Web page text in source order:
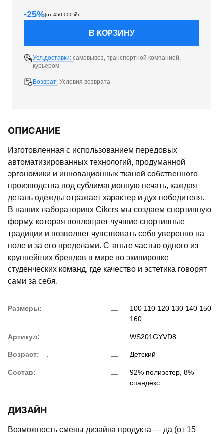
-25%(от 450 000 ₽)
В КОРЗИНУ
Усл.доставки: самовывоз, транспортной компанией,
курьером
Возврат: Условия возврата
ОПИСАНИЕ
Изготовленная с использованием передовых
автоматизированных технологий, продуманной
эргономики и инновационных тканей собственного
производства под сублимационную печать, каждая
деталь одежды отражает характер и дух победителя.
В наших лабораториях Cikers мы создаем спортивную
форму, которая воплощает лучшие спортивные
традиции и позволяет чувствовать себя уверенно на
поле и за его пределами. Станьте частью одного из
крупнейших брендов в мире по экипировке
студенческих команд, где качество и эстетика говорят
сами за себя.
Размеры: 100110120130140150
160
Артикул: WS201GYVD8
Возраст: Детский
Состав:
92% полиэстер, 8%
спандекс
ДИЗАЙН
Возможность смены дизайна продукта — да (от 15